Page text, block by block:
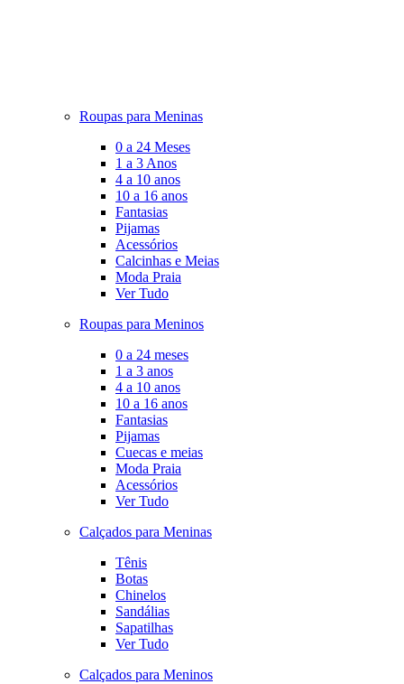
Roupas para Meninas
0 a 24 Meses
1 a 3 Anos
4 a 10 anos
10 a 16 anos
Fantasias
Pijamas
Acessórios
Calcinhas e Meias
Moda Praia
Ver Tudo
Roupas para Meninos
0 a 24 meses
1 a 3 anos
4 a 10 anos
10 a 16 anos
Fantasias
Pijamas
Cuecas e meias
Moda Praia
Acessórios
Ver Tudo
Calçados para Meninas
Tênis
Botas
Chinelos
Sandálias
Sapatilhas
Ver Tudo
Calçados para Meninos